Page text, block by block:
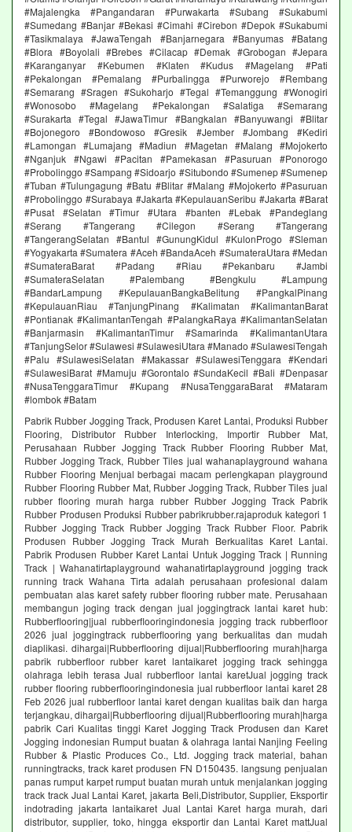
#Majalengka #Pangandaran #Purwakarta #Subang #Sukabumi
#Sumedang #Banjar #Bekasi #Cimahi #Cirebon #Depok #Sukabumi
#Tasikmalaya #JawaTengah #Banjarnegara #Banyumas #Batang
#Blora #Boyolali #Brebes #Cilacap #Demak #Grobogan #Jepara
#Karanganyar #Kebumen #Klaten #Kudus #Magelang #Pati
#Pekalongan #Pemalang #Purbalingga #Purworejo #Rembang
#Semarang #Sragen #Sukoharjo #Tegal #Temanggung #Wonogiri
#Wonosobo #Magelang #Pekalongan #Salatiga #Semarang
#Surakarta #Tegal #JawaTimur #Bangkalan #Banyuwangi #Blitar
#Bojonegoro #Bondowoso #Gresik #Jember #Jombang #Kediri
#Lamongan #Lumajang #Madiun #Magetan #Malang #Mojokerto
#Nganjuk #Ngawi #Pacitan #Pamekasan #Pasuruan #Ponorogo
#Probolinggo #Sampang #Sidoarjo #Situbondo #Sumenep #Sumenep
#Tuban #Tulungagung #Batu #Blitar #Malang #Mojokerto #Pasuruan
#Probolinggo #Surabaya #Jakarta #KepulauanSeribu #Jakarta #Barat
#Pusat #Selatan #Timur #Utara #banten #Lebak #Pandeglang
#Serang #Tangerang #Cilegon #Serang #Tangerang
#TangerangSelatan #Bantul #GunungKidul #KulonProgo #Sleman
#Yogyakarta #Sumatera #Aceh #BandaAceh #SumateraUtara #Medan
#SumateraBarat #Padang #Riau #Pekanbaru #Jambi
#SumateraSelatan #Palembang #Bengkulu #Lampung
#BandarLampung #KepulauanBangkaBelitung #PangkalPinang
#KepulauanRiau #TanjungPinang #Kalimatan #KalimantanBarat
#Pontianak #KalimantanTengah #PalangkaRaya #KalimantanSelatan
#Banjarmasin #KalimantanTimur #Samarinda #KalimantanUtara
#TanjungSelor #Sulawesi #SulawesiUtara #Manado #SulawesiTengah
#Palu #SulawesiSelatan #Makassar #SulawesiTenggara #Kendari
#SulawesiBarat #Mamuju #Gorontalo #SundaKecil #Bali #Denpasar
#NusaTenggaraTimur #Kupang #NusaTenggaraBarat #Mataram
#lombok #Batam
Pabrik Rubber Jogging Track, Produsen Karet Lantai, Produksi Rubber
Flooring, Distributor Rubber Interlocking, Importir Rubber Mat,
Perusahaan Rubber Jogging Track Rubber Flooring Rubber Mat,
Rubber Jogging Track, Rubber Tiles jual wahanaplayground wahana
Rubber Flooring Menjual berbagai macam perlengkapan playground
Rubber Flooring Rubber Mat, Rubber Jogging Track, Rubber Tiles jual
rubber flooring murah harga rubber Rubber Jogging Track Pabrik
Rubber Produsen Produksi Rubber pabrikrubber.rajaproduk kategori 1
Rubber Jogging Track Rubber Jogging Track Rubber Floor. Pabrik
Produsen Rubber Jogging Track Murah Berkualitas Karet Lantai.
Pabrik Produsen Rubber Karet Lantai Untuk Jogging Track | Running
Track | Wahanatirtaplayground wahanatirtaplayground jogging track
running track Wahana Tirta adalah perusahaan profesional dalam
pembuatan alas karet safety rubber flooring rubber mate. Perusahaan
membangun joging track dengan jual joggingtrack lantai karet hub:
Rubberflooring|jual rubberflooringindonesia jogging track rubberfloor
2026 jual joggingtrack rubberflooring yang berkualitas dan mudah
diaplikasi. dihargai|Rubberflooring dijual|Rubberflooring murah|harga
pabrik rubberfloor rubber karet lantaikaret jogging track sehingga
olahraga lebih terasa Jual rubberfloor lantai karetJual jogging track
rubber flooring rubberflooringindonesia jual rubberfloor lantai karet 28
Feb 2026 jual rubberfloor lantai karet dengan kualitas baik dan harga
terjangkau, dihargai|Rubberflooring dijual|Rubberflooring murah|harga
pabrik Cari Kualitas tinggi Karet Jogging Track Produsen dan Karet
Jogging indonesian Rumput buatan & olahraga lantai Nanjing Feeling
Rubber & Plastic Produces Co., Ltd. Jogging track material, bahan
runningtracks, track karet produsen FN D150435. langsung penjualan
panas rumput karpet rumput buatan murah untuk menjalankan jogging
track track Jual Lantai Karet, jakarta Beli,Distributor, Supplier, Eksportir
indotrading jakarta lantaikaret Jual Lantai Karet harga murah, dari
distributor, supplier, toko, hingga eksportir dan Lantai Karet mattJual